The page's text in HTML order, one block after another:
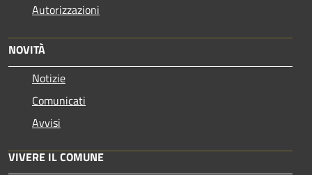
Autorizzazioni
NOVITÀ
Notizie
Comunicati
Avvisi
VIVERE IL COMUNE